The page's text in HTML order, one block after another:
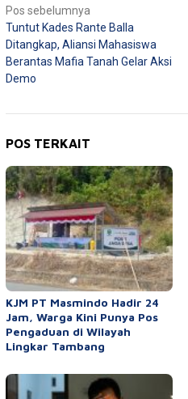
Navigasi
pos
Pos sebelumnya
Tuntut Kades Rante Balla
Ditangkap, Aliansi Mahasiswa
Berantas Mafia Tanah Gelar Aksi
Demo
POS TERKAIT
KJM PT Masmindo Hadir 24
Jam, Warga Kini Punya Pos
Pengaduan di Wilayah
Lingkar Tambang